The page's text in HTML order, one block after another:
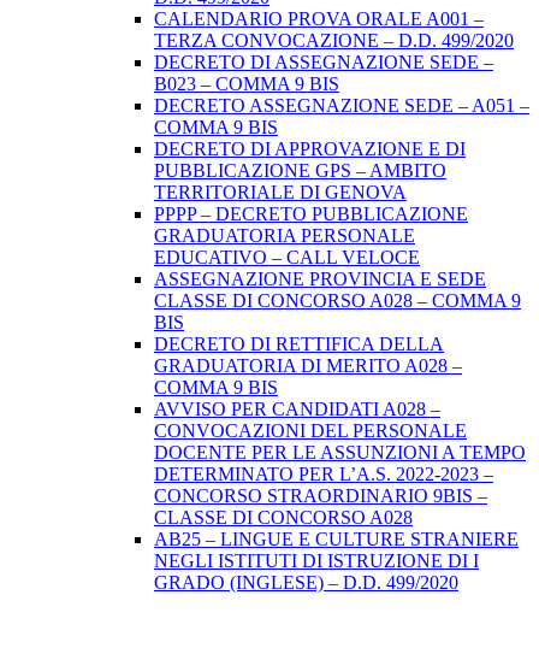
CALENDARIO PROVA ORALE A001 –
TERZA CONVOCAZIONE – D.D. 499/2020
DECRETO DI ASSEGNAZIONE SEDE –
B023 – COMMA 9 BIS
DECRETO ASSEGNAZIONE SEDE – A051 –
COMMA 9 BIS
DECRETO DI APPROVAZIONE E DI
PUBBLICAZIONE GPS – AMBITO
TERRITORIALE DI GENOVA
PPPP – DECRETO PUBBLICAZIONE
GRADUATORIA PERSONALE
EDUCATIVO – CALL VELOCE
ASSEGNAZIONE PROVINCIA E SEDE
CLASSE DI CONCORSO A028 – COMMA 9
BIS
DECRETO DI RETTIFICA DELLA
GRADUATORIA DI MERITO A028 –
COMMA 9 BIS
AVVISO PER CANDIDATI A028 –
CONVOCAZIONI DEL PERSONALE
DOCENTE PER LE ASSUNZIONI A TEMPO
DETERMINATO PER L’A.S. 2022-2023 –
CONCORSO STRAORDINARIO 9BIS –
CLASSE DI CONCORSO A028
AB25 – LINGUE E CULTURE STRANIERE
NEGLI ISTITUTI DI ISTRUZIONE DI I
GRADO (INGLESE) – D.D. 499/2020